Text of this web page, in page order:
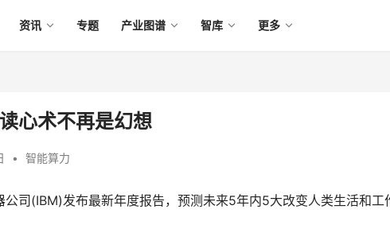
资讯 专题 产业图谱 智库 更多
心术不再是幻想
• 智能算力
司(IBM)发布最新年度报告，预测未来5年内5大改变人类生活和工